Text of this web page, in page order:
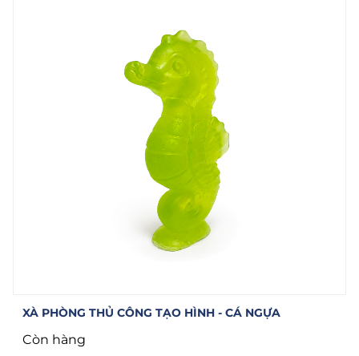
XÀ PHÒNG THỦ CÔNG TẠO HÌNH - CÁ NGỰA
Còn hàng